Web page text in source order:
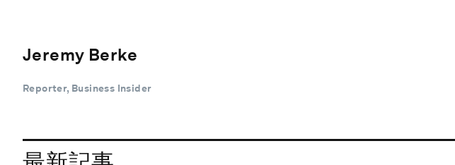
Jeremy Berke
Reporter, Business Insider